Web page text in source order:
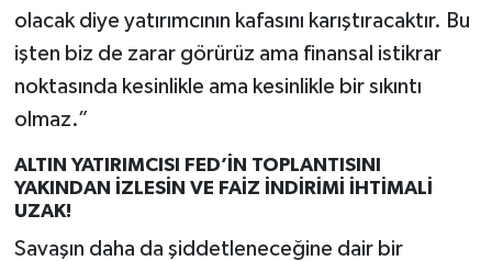
olacak diye yatırımcının kafasını karıştıracaktır. Bu
işten biz de zarar görürüz ama finansal istikrar
noktasında kesinlikle ama kesinlikle bir sıkıntı
olmaz.”
ALTIN YATIRIMCISI FED’İN TOPLANTISINI
YAKINDAN İZLESİN VE FAİZ İNDİRİMİ İHTİMALİ
UZAK!
Savaşın daha da şiddetleneceğine dair bir